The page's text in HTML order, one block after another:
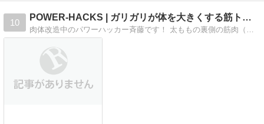
10
POWER-HACKS | ガリガリが体を大きくする筋トレ…